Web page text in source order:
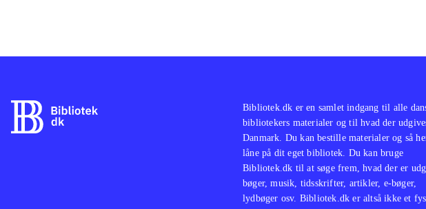
Bibliotek.dk er en samlet indgang til alle
bibliotekers materialer og til hvad der
Danmark. Du kan bestille materialer og så
låne på dit eget bibliotek. Du kan bruge
Bibliotek.dk til at søge frem, hvad der er
bøger, musik, tidsskrifter, artikler, e-bøger,
lydbøger osv. Bibliotek.dk er altså ikke et